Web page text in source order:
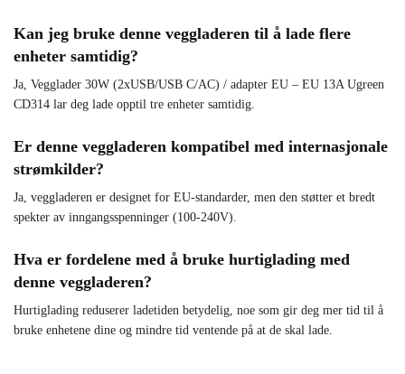
Kan jeg bruke denne veggladeren til å lade flere
enheter samtidig?
Ja, Vegglader 30W (2xUSB/USB C/AC) / adapter EU – EU 13A Ugreen
CD314 lar deg lade opptil tre enheter samtidig.
Er denne veggladeren kompatibel med internasjonale
strømkilder?
Ja, veggladeren er designet for EU-standarder, men den støtter et bredt
spekter av inngangsspenninger (100-240V).
Hva er fordelene med å bruke hurtiglading med
denne veggladeren?
Hurtiglading reduserer ladetiden betydelig, noe som gir deg mer tid til å
bruke enhetene dine og mindre tid ventende på at de skal lade.